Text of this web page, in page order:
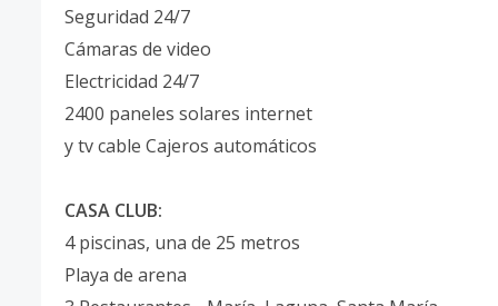
Seguridad 24/7
Cámaras de video
Electricidad 24/7
2400 paneles solares internet
y tv cable Cajeros automáticos
CASA CLUB:
4 piscinas, una de 25 metros
Playa de arena